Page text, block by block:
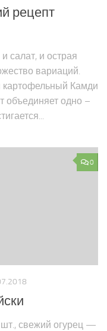
рецепт
салат, и острая
вариаций.
картофельный Камди
объединяет одно –
0
свежий огурец —